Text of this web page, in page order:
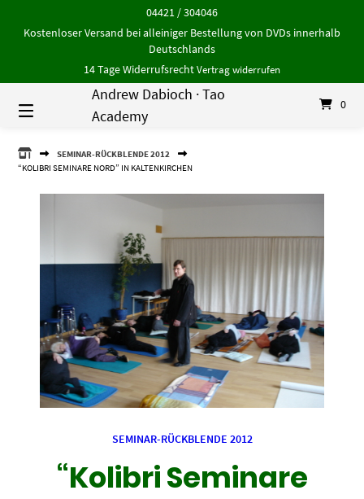
Inhalt
04421 / 304046
Kostenloser Versand bei alleiniger Bestellung von DVDs innerhalb
Deutschlands
14 Tage WiderrufsrechtVertrag widerrufen
Andrew Dabioch · Tao
Academy
0
ANDREW
DABIOCH
TAO
SEMINAR-RÜCKBLENDE 2012
“KOLIBRI SEMINARE NORD” IN KALTENKIRCHEN
SEMINAR-RÜCKBLENDE 2012
“Kolibri Seminare